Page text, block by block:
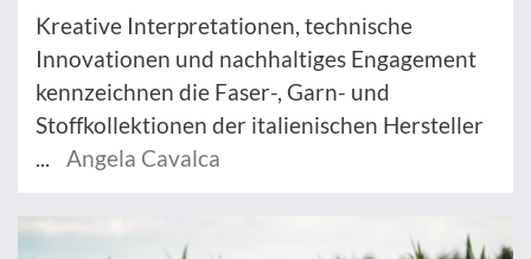
Kreative Interpretationen, technische
Innovationen und nachhaltiges Engagement
kennzeichnen die Faser-, Garn- und
Stoffkollektionen der italienischen Hersteller
...
Angela Cavalca